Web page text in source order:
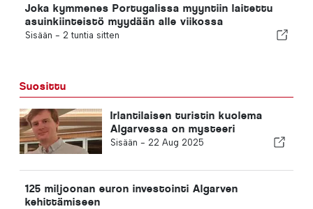
Joka kymmenes Portugalissa myyntiin laitettu
asuinkiinteistö myydään alle viikossa
Sisään - 2 tuntia sitten
Suosittu
Irlantilaisen turistin kuolema
Algarvessa on mysteeri
Sisään - 22 Aug 2025
125 miljoonan euron investointi Algarven
kehittämiseen